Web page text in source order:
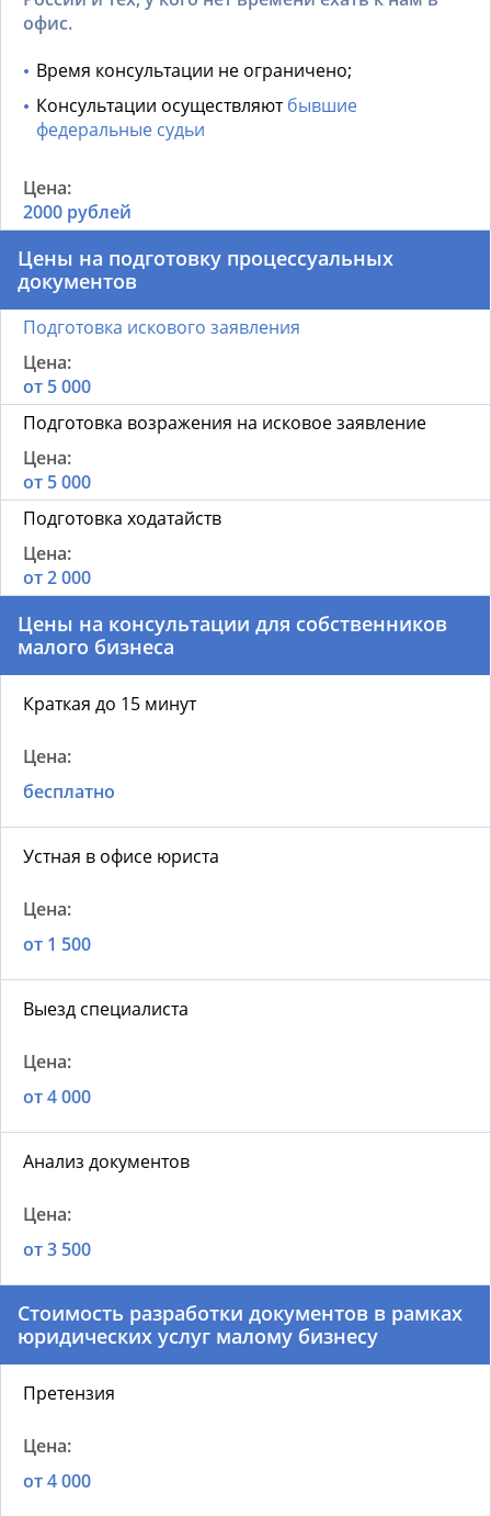
офис.
Время консультации не ограничено;
Консультации осуществляютбывшие
федеральные судьи
2000 рублей
Цены на подготовку процессуальных
документов
Подготовка искового заявления
от 5 000
Подготовка возражения на исковое заявление
от 5 000
Подготовка ходатайств
от 2 000
Цены на консультации для собственников
малого бизнеса
Краткая до 15 минут
бесплатно
Устная в офисе юриста
от 1 500
Выезд специалиста
от 4 000
Анализ документов
от 3 500
Стоимость разработки документов в рамках
юридических услуг малому бизнесу
Претензия
от 4 000